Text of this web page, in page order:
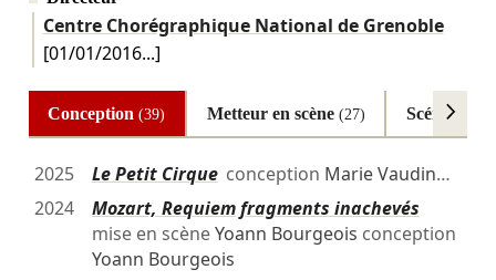
Centre Chorégraphique National de Grenoble
[01/01/2016...]
Conception(39) Metteur en scène (27)
2025 Le Petit Cirqueconception Marie Vaudin…
2024
Mozart, Requiem fragments inachevés
mise en scèneYoann Bourgeois conception
Yoann Bourgeois